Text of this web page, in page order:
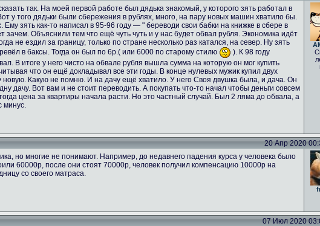
так. На моей первой работе был дядька знакомый, у которого зять работал в
у того дядьки были сбережения в рублях, много, на пару новых машин хватило бы.
зять как-то написал в 95-96 году — " береводи свои бабки на книжке в сбере в
зачем. Объяснили тем что ещё чуть чуть и у нас будет обвал рубля. Экономика идёт
не ездил за границу, только по стране несколько раз катался, на север. Ну зять
в баксы. Тогда он был по 6р.( или 6000 по старому стилю
). К 98 году
В итоге у него чисто на обвале рубля вышла сумма на которую он мог купить
что он ещё докладывал все эти годы. В конце нулевых мужик купил двух
новую. Какую не помню. И на дачу ещё хватило. У него Своя двушка была, и дача. Он
дачу. Вот вам и не стоит переводить. А покупать что-то начал чтобы деньги совсем
цена за квартиры начала расти. Но это частный случай. Был 2 ляма до обвала, а
минус.
20 Апр 2020
но многие не понимают. Например, до недавнего падения курса у человека было
60000р, после они стоят 70000р, человек получил компенсацию 10000р на
со своего матраса.
07 Июл 2020